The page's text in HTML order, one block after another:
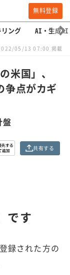
無料登録
リング AI・生成AI
05/13 07:00 掲載
米国」、
争点がカギ
盤
共有する
です
録された方の